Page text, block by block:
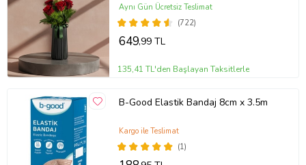
(722)
Aynı Gün Ücretsiz Teslimat
649,99 TL
135,41 TL'den Başlayan Taksitlerle
B-Good Elastik Bandaj 8cm x 3.5m
(1)
Kargo ile Teslimat